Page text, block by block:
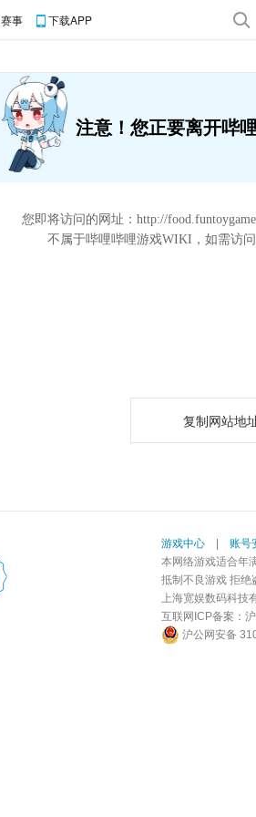
赛事 下载APP
注意！您正要离开哔
您即将访问的网址： http://
不属于哔哩哔哩游戏WIKI，如需访
复制网站地
游戏中心 账号
本网络游戏适合年
抵制不良游戏 拒绝
上海宽娱数码科技
互联网ICP备案：
沪公网安备